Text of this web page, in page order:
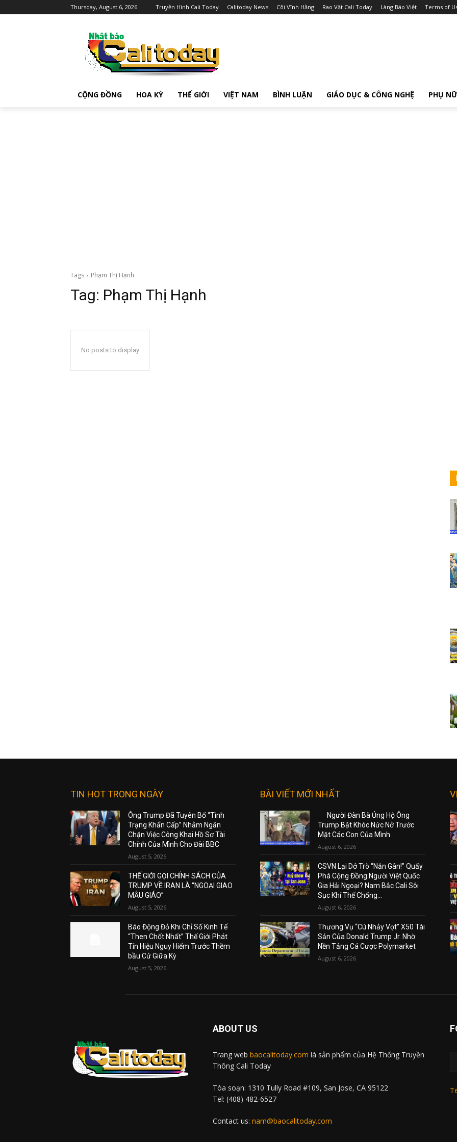
Thursday, August 6, 2026 Truyền Hình Cali Today Calitoday News Cõi Vĩnh Hằng Rao Vặt Cali Today Làng Báo Việt Terms of
CỘNG ĐỒNG HOA KỲ THẾ GIỚI VIỆT NAM BÌNH LUẬN GIÁO DỤC & CÔNG NGHỆ PHỤ NỮ
Tags Phạm Thị Hạnh
Tag: Phạm Thị Hạnh
No posts to display
TIN HOT TRONG NGÀY
Ông Trump Đã Tuyên Bố “Tình
Trạng Khẩn Cấp” Nhằm Ngăn
Chặn Việc Công Khai Hồ Sơ Tài
Chính Của Mình Cho Đài BBC
August 5, 2026
THẾ GIỚI GỌI CHÍNH SÁCH CỦA
TRUMP VỀ IRAN LÀ “NGOẠI GIAO
MẪU GIÁO”
August 5, 2026
Báo Động Đỏ Khi Chỉ Số Kinh Tế
“Then Chốt Nhất” Thế Giới Phát
Tín Hiệu Nguy Hiểm Trước Thềm
bầu Cử Giữa Kỳ
August 5, 2026
BÀI VIẾT MỚI NHẤT
Người Đàn Bà Ủng Hộ Ông
Trump Bật Khóc Nức Nở Trước
Mặt Các Con Của Mình
August 6, 2026
CSVN Lại Dở Trò “Nắn Gân!” Quấy
Phá Cộng Đồng Người Việt Quốc
Gia Hải Ngoại? Nam Bắc Cali Sôi
Sục Khí Thế Chống...
August 6, 2026
Thương Vụ “Cú Nhảy Vọt” X50 Tài
Sản Của Donald Trump Jr. Nhờ
Nền Tảng Cá Cược Polymarket
August 6, 2026
ABOUT US
Trang web baocalitoday.com là sản phẩm của Hệ Thống Truyền
Thông Cali Today
Tòa soạn: 1310 Tully Road #109, San Jose, CA 95122
Tel: (408) 482-6527
Contact us: nam@baocalitoday.com